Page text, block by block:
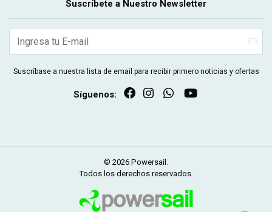
Suscríbete a Nuestro Newsletter
Suscríbase a nuestra lista de email para recibir primero noticias y ofertas
Síguenos:
© 2026 Powersail.
Todos los derechos reservados.